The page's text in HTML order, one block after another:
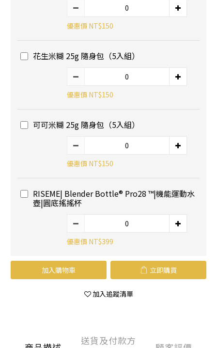
優惠價 NT$150
花生米糊 25g 隨身包（5入組）
優惠價 NT$150
可可米糊 25g 隨身包（5入組）
優惠價 NT$150
RISEME| Blender Bottle® Pro28 ™|機能運動水
壺|圓底搖搖杯
優惠價 NT$399
加入購物車 立即購買
加入追蹤清單
送貨及付款方